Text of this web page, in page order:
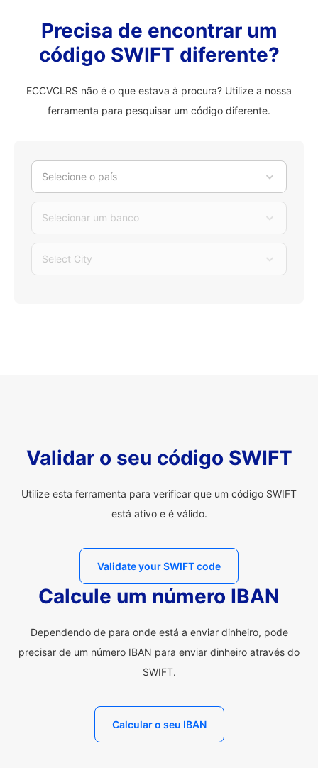
Precisa de encontrar um
código SWIFT diferente?
ECCVCLRS não é o que estava à procura? Utilize a nossa
ferramenta para pesquisar um código diferente.
Selecione o país
Selecionar um banco
Select City
Validar o seu código SWIFT
Utilize esta ferramenta para verificar que um código SWIFT
está ativo e é válido.
Validate your SWIFT code
Calcule um número IBAN
Dependendo de para onde está a enviar dinheiro, pode
precisar de um número IBAN para enviar dinheiro através do
SWIFT.
Calcular o seu IBAN